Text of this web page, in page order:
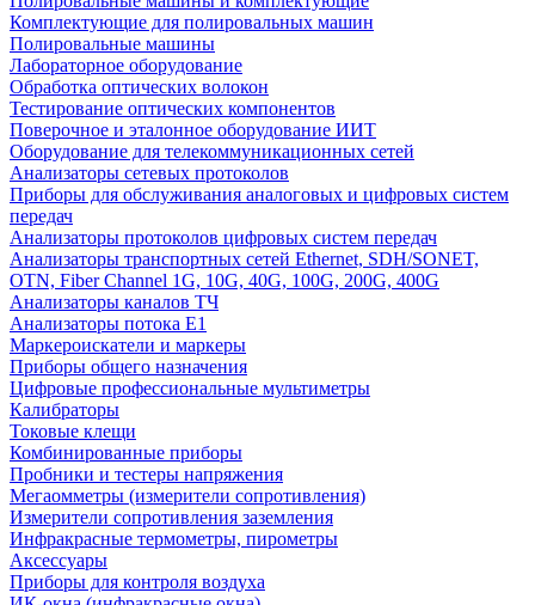
Комплектующие для полировальных машин
Полировальные машины
Лабораторное оборудование
Обработка оптических волокон
Тестирование оптических компонентов
Поверочное и эталонное оборудование ИИТ
Оборудование для телекоммуникационных сетей
Анализаторы сетевых протоколов
Приборы для обслуживания аналоговых и цифровых систем
передач
Анализаторы протоколов цифровых систем передач
Анализаторы транспортных сетей Ethernet, SDH/SONET,
OTN, Fiber Channel 1G, 10G, 40G, 100G, 200G, 400G
Анализаторы каналов ТЧ
Анализаторы потока Е1
Маркероискатели и маркеры
Приборы общего назначения
Цифровые профессиональные мультиметры
Калибраторы
Токовые клещи
Комбинированные приборы
Пробники и тестеры напряжения
Мегаомметры (измерители сопротивления)
Измерители сопротивления заземления
Инфракрасные термометры, пирометры
Аксессуары
Приборы для контроля воздуха